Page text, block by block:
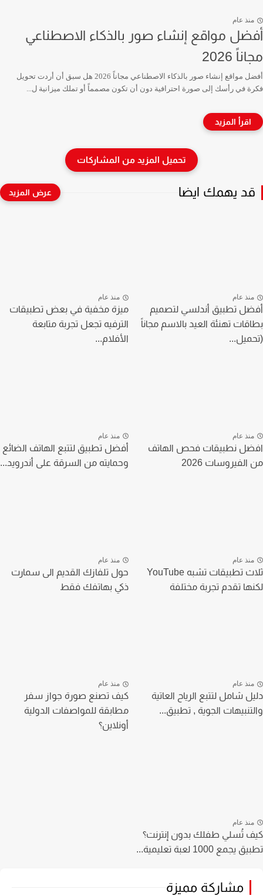
منذ عام
أفضل مواقع إنشاء صور بالذكاء الاصطناعي
مجاناً 2026
أفضل مواقع إنشاء صور بالذكاء الاصطناعي مجاناً 2026 هل سبق أن أردت تحويل
فكرة في رأسك إلى صورة احترافية دون أن تكون مصمماً أو تملك ميزانية ل...
قد يهمك ايضا
منذ عام
أفضل تطبيق أندلسي لتصميم
بطاقات تهنئة العيد بالاسم مجاناً
(تحميل...
منذ عام
ميزة مخفية في بعض تطبيقات
الترفيه تجعل تجربة متابعة
الأفلام...
منذ عام
افضل نطبيقات فحص الهاتف
من الفيروسات 2026
منذ عام
أفضل تطبيق لتتبع الهاتف الضائع
وحمايته من السرقة على أندرويد...
منذ عام
ثلاث تطبيقات تشبه YouTube
لكنها تقدم تجربة مختلفة
منذ عام
حول تلفازك القديم الى سمارت
ذكي بهاتفك فقط
منذ عام
دليل شامل لتتبع الرياح العاتية
والتنبيهات الجوية , تطبيق...
منذ عام
كيف تصنع صورة جواز سفر
مطابقة للمواصفات الدولية
أونلاين؟
منذ عام
كيف تُسلي طفلك بدون إنترنت؟
تطبيق يجمع 1000 لعبة تعليمية...
مشاركة مميزة